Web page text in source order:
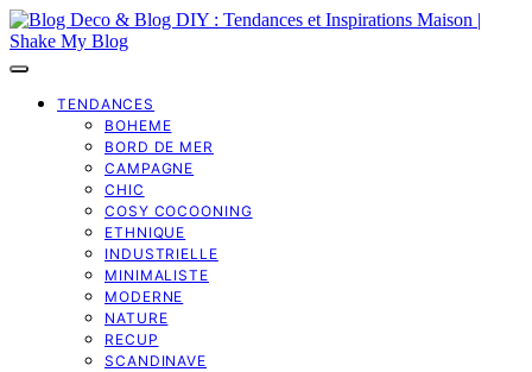
TENDANCES
BOHEME
BORD DE MER
CAMPAGNE
CHIC
COSY COCOONING
ETHNIQUE
INDUSTRIELLE
MINIMALISTE
MODERNE
NATURE
RECUP
SCANDINAVE